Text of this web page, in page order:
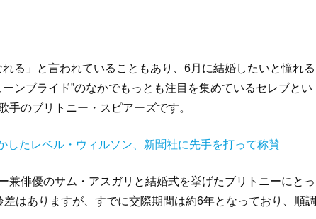
る」と言われていることもあり、6月に結婚したいと憧れる
ンブライド”のなかでもっとも注目を集めているセレブとい
手のブリトニー・スピアーズです。
したレベル・ウィルソン、新聞社に先手を打って称賛
兼俳優のサム・アスガリと結婚式を挙げたブリトニーにとっ
はありますが、すでに交際期間は約6年となっており、順調